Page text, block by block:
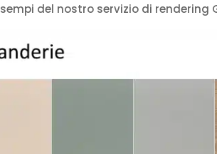
del nostro servizio di rendering